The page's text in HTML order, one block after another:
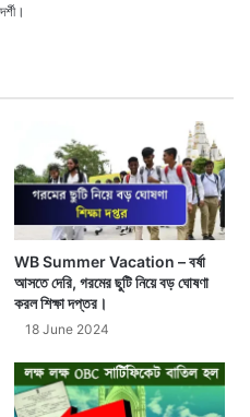
WB Summer Vacation – বর্ষা
আসতে দেরি, গরমের ছুটি নিয়ে বড় ঘোষণা
করল শিক্ষা দপ্তর।
18 June 2024